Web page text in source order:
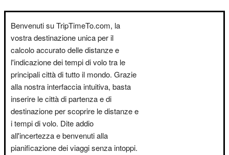
Benvenuti su TripTimeTo.com, la
vostra destinazione unica per il
calcolo accurato delle distanze e
l'indicazione dei tempi di volo tra le
principali città di tutto il mondo. Grazie
alla nostra interfaccia intuitiva, basta
inserire le città di partenza e di
destinazione per scoprire le distanze e
i tempi di volo. Dite addio
all'incertezza e benvenuti alla
pianificazione dei viaggi senza intoppi.